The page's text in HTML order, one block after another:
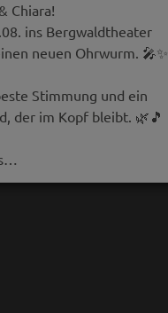
Chiara!
ins Bergwaldtheater
neuen Ohrwurm. 🎤✨
Stimmung und ein
der im Kopf bleibt. 🌿🎵